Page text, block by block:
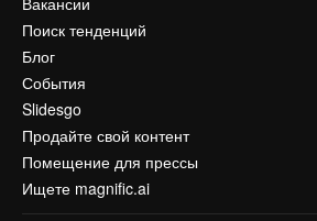
Поиск тенденций
Блог
События
Slidesgo
Продайте свой контент
Помещение для прессы
Ищете magnific.ai